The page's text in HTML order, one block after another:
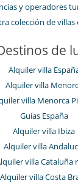
y operadores
colección de villas
de
Alquiler villa
Alquiler villa
villa Menorca
Guías España
Alquiler villa Ibiza
Alquiler villa
villa Cataluña
Alquiler villa Costa